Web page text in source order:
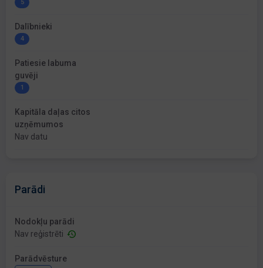
5
Dalībnieki
4
Patiesie labuma
guvēji
1
Kapitāla daļas citos
uzņēmumos
Nav datu
Parādi
Nodokļu parādi
Nav reģistrēti
Parādvēsture